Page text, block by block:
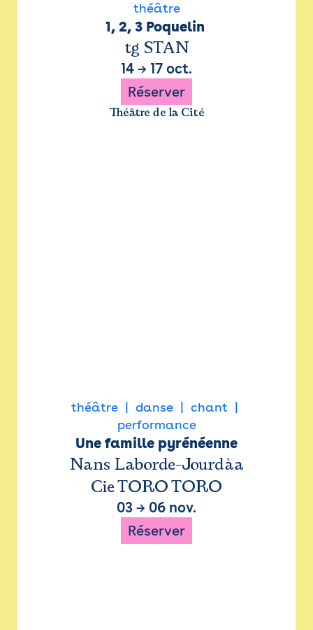
théâtre
1, 2, 3 Poquelin
tg STAN
14 → 17 oct.
Réserver
Théâtre de la Cité
théâtre danse
chant
performance
Une famille pyrénéenne
Nans Laborde-Jourdàa
Cie TORO TORO
03 → 06 nov.
Réserver